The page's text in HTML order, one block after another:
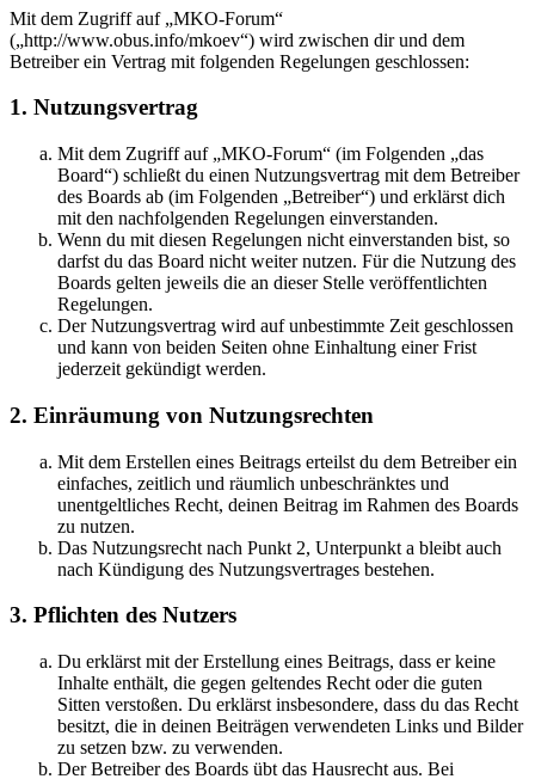
Mit dem Zugriff auf „MKO-Forum“
(„http://www.obus.info/mkoev“) wird zwischen dir und dem
Betreiber ein Vertrag mit folgenden Regelungen geschlossen:
1. Nutzungsvertrag
Mit dem Zugriff auf „MKO-Forum“ (im Folgenden „das
Board“) schließt du einen Nutzungsvertrag mit dem Betreiber
des Boards ab (im Folgenden „Betreiber“) und erklärst dich
mit den nachfolgenden Regelungen einverstanden.
Wenn du mit diesen Regelungen nicht einverstanden bist, so
darfst du das Board nicht weiter nutzen. Für die Nutzung des
Boards gelten jeweils die an dieser Stelle veröffentlichten
Regelungen.
Der Nutzungsvertrag wird auf unbestimmte Zeit geschlossen
und kann von beiden Seiten ohne Einhaltung einer Frist
jederzeit gekündigt werden.
2. Einräumung von Nutzungsrechten
Mit dem Erstellen eines Beitrags erteilst du dem Betreiber ein
einfaches, zeitlich und räumlich unbeschränktes und
unentgeltliches Recht, deinen Beitrag im Rahmen des Boards
zu nutzen.
Das Nutzungsrecht nach Punkt 2, Unterpunkt a bleibt auch
nach Kündigung des Nutzungsvertrages bestehen.
3. Pflichten des Nutzers
Du erklärst mit der Erstellung eines Beitrags, dass er keine
Inhalte enthält, die gegen geltendes Recht oder die guten
Sitten verstoßen. Du erklärst insbesondere, dass du das Recht
besitzt, die in deinen Beiträgen verwendeten Links und Bilder
zu setzen bzw. zu verwenden.
Der Betreiber des Boards übt das Hausrecht aus. Bei